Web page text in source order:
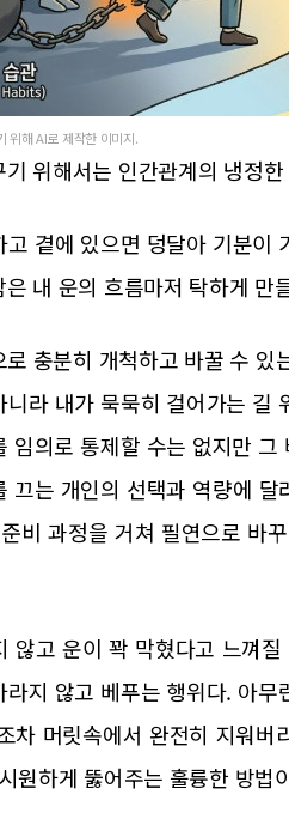
위해 AI로 제작한 이미지.
위해서는 인간관계의 냉정
고 곁에 있으면 덩달아 기분이
내 운의 흐름마저 탁하게 만
충분히 개척하고 바꿀 수
라 내가 묵묵히 걸어가는 길
임의로 통제할 수는 없지만
끄는 개인의 선택과 역량에
비 과정을 거쳐 필연으로 바
않고 운이 꽉 막혔다고 느껴
라지 않고 베푸는 행위다. 아
차 머릿속에서 완전히 지워
원하게 뚫어주는 훌륭한 방법